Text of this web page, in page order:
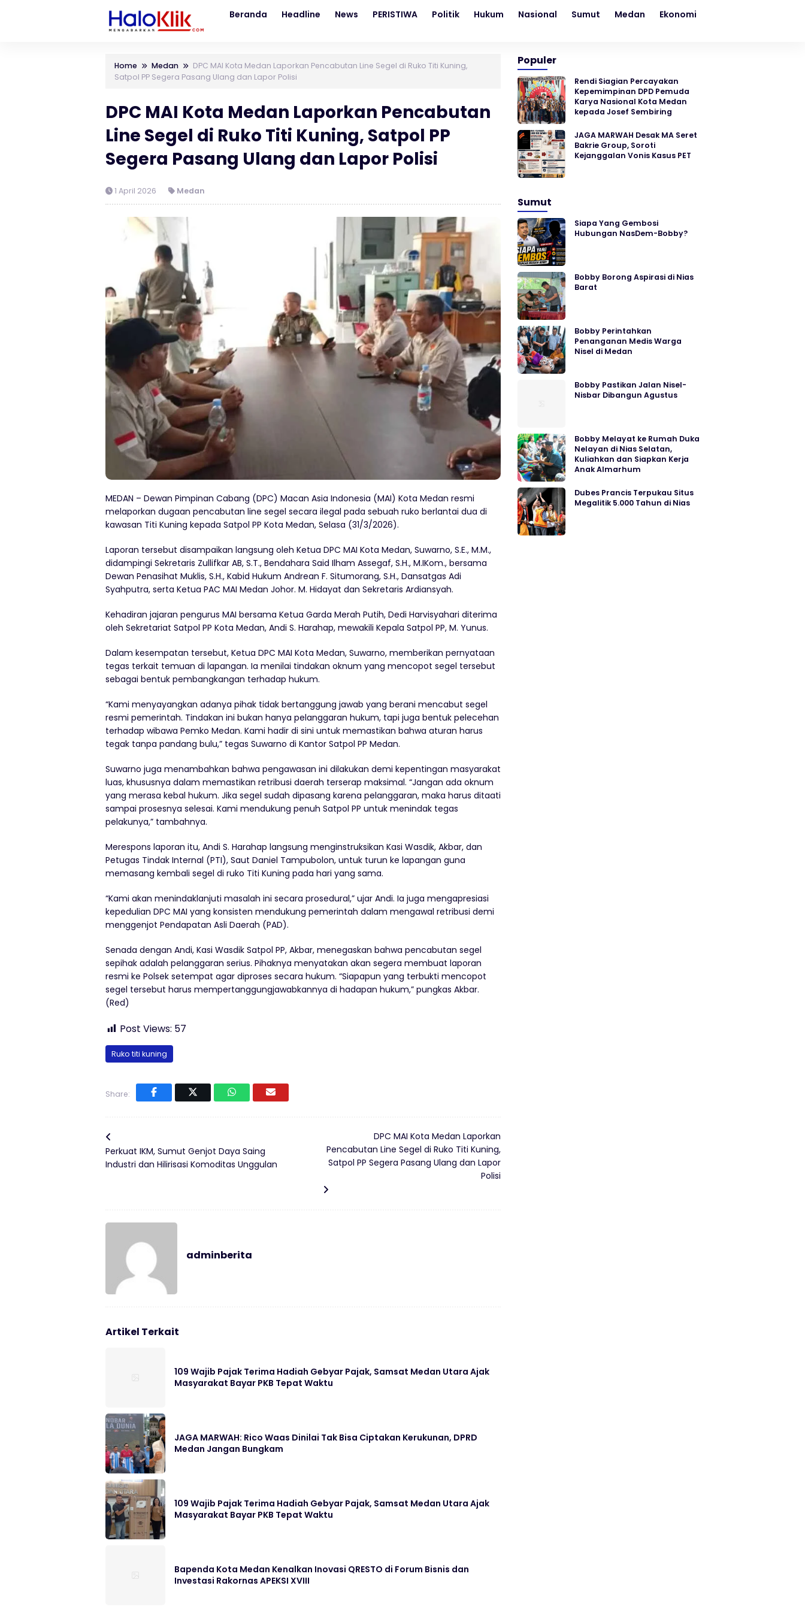
Beranda Headline News PERISTIWA Politik Hukum Nasional Sumut Medan Ekonomi
Home Medan
DPC MAI Kota Medan Laporkan Pencabutan Line Segel di Ruko Titi Kuning,
Satpol PP Segera Pasang Ulang dan Lapor Polisi
DPC MAI Kota Medan Laporkan Pencabutan
Line Segel di Ruko Titi Kuning, Satpol PP
Segera Pasang Ulang dan Lapor Polisi
1 April 2026 Medan
MEDAN – Dewan Pimpinan Cabang (DPC) Macan Asia Indonesia (MAI) Kota Medan resmi
melaporkan dugaan pencabutan line segel secara ilegal pada sebuah ruko berlantai dua di
kawasan Titi Kuning kepada Satpol PP Kota Medan, Selasa (31/3/2026).
Laporan tersebut disampaikan langsung oleh Ketua DPC MAI Kota Medan, Suwarno, S.E., M.M.,
didampingi Sekretaris Zullifkar AB, S.T., Bendahara Said Ilham Assegaf, S.H., M.IKom., bersama
Dewan Penasihat Muklis, S.H., Kabid Hukum Andrean F. Situmorang, S.H., Dansatgas Adi
Syahputra, serta Ketua PAC MAI Medan Johor. M. Hidayat dan Sekretaris Ardiansyah.
Kehadiran jajaran pengurus MAI bersama Ketua Garda Merah Putih, Dedi Harvisyahari diterima
oleh Sekretariat Satpol PP Kota Medan, Andi S. Harahap, mewakili Kepala Satpol PP, M. Yunus.
Dalam kesempatan tersebut, Ketua DPC MAI Kota Medan, Suwarno, memberikan pernyataan
tegas terkait temuan di lapangan. Ia menilai tindakan oknum yang mencopot segel tersebut
sebagai bentuk pembangkangan terhadap hukum.
“Kami menyayangkan adanya pihak tidak bertanggung jawab yang berani mencabut segel
resmi pemerintah. Tindakan ini bukan hanya pelanggaran hukum, tapi juga bentuk pelecehan
terhadap wibawa Pemko Medan. Kami hadir di sini untuk memastikan bahwa aturan harus
tegak tanpa pandang bulu,” tegas Suwarno di Kantor Satpol PP Medan.
Suwarno juga menambahkan bahwa pengawasan ini dilakukan demi kepentingan masyarakat
luas, khususnya dalam memastikan retribusi daerah terserap maksimal. “Jangan ada oknum
yang merasa kebal hukum. Jika segel sudah dipasang karena pelanggaran, maka harus ditaati
sampai prosesnya selesai. Kami mendukung penuh Satpol PP untuk menindak tegas
pelakunya,” tambahnya.
Merespons laporan itu, Andi S. Harahap langsung menginstruksikan Kasi Wasdik, Akbar, dan
Petugas Tindak Internal (PTI), Saut Daniel Tampubolon, untuk turun ke lapangan guna
memasang kembali segel di ruko Titi Kuning pada hari yang sama.
“Kami akan menindaklanjuti masalah ini secara prosedural,” ujar Andi. Ia juga mengapresiasi
kepedulian DPC MAI yang konsisten mendukung pemerintah dalam mengawal retribusi demi
menggenjot Pendapatan Asli Daerah (PAD).
Senada dengan Andi, Kasi Wasdik Satpol PP, Akbar, menegaskan bahwa pencabutan segel
sepihak adalah pelanggaran serius. Pihaknya menyatakan akan segera membuat laporan
resmi ke Polsek setempat agar diproses secara hukum. “Siapapun yang terbukti mencopot
segel tersebut harus mempertanggungjawabkannya di hadapan hukum,” pungkas Akbar.
(Red)
Post Views: 57
Ruko titi kuning
Share:
Perkuat IKM, Sumut Genjot Daya Saing
Industri dan Hilirisasi Komoditas Unggulan
DPC MAI Kota Medan Laporkan
Pencabutan Line Segel di Ruko Titi Kuning,
Satpol PP Segera Pasang Ulang dan Lapor
Polisi
adminberita
Artikel Terkait
109 Wajib Pajak Terima Hadiah Gebyar Pajak, Samsat Medan Utara Ajak
Masyarakat Bayar PKB Tepat Waktu
JAGA MARWAH: Rico Waas Dinilai Tak Bisa Ciptakan Kerukunan, DPRD
Medan Jangan Bungkam
109 Wajib Pajak Terima Hadiah Gebyar Pajak, Samsat Medan Utara Ajak
Masyarakat Bayar PKB Tepat Waktu
Bapenda Kota Medan Kenalkan Inovasi QRESTO di Forum Bisnis dan
Investasi Rakornas APEKSI XVIII
Populer
Rendi Siagian Percayakan
Kepemimpinan DPD Pemuda
Karya Nasional Kota Medan
kepada Josef Sembiring
JAGA MARWAH Desak MA Seret
Bakrie Group, Soroti
Kejanggalan Vonis Kasus PET
Sumut
Siapa Yang Gembosi
Hubungan NasDem-Bobby?
Bobby Borong Aspirasi di Nias
Barat
Bobby Perintahkan
Penanganan Medis Warga
Nisel di Medan
Bobby Pastikan Jalan Nisel-
Nisbar Dibangun Agustus
Bobby Melayat ke Rumah Duka
Nelayan di Nias Selatan,
Kuliahkan dan Siapkan Kerja
Anak Almarhum
Dubes Prancis Terpukau Situs
Megalitik 5.000 Tahun di Nias